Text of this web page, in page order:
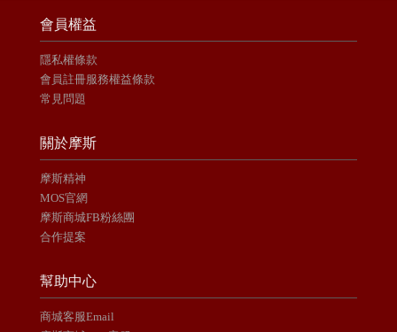
會員權益
隱私權條款
會員註冊服務權益條款
常見問題
關於摩斯
摩斯精神
MOS官網
摩斯商城FB粉絲團
合作提案
幫助中心
商城客服Email